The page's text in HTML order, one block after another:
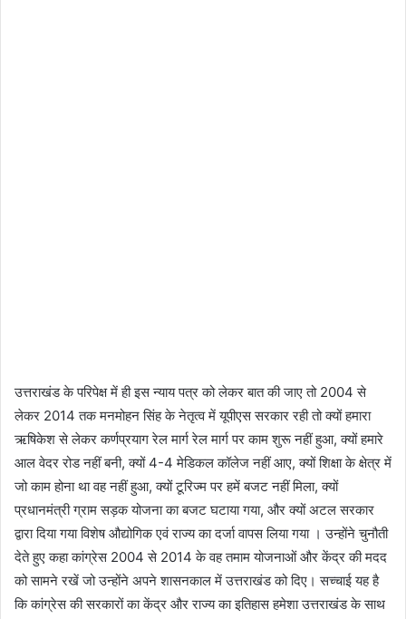
उत्तराखंड के परिपेक्ष में ही इस न्याय पत्र को लेकर बात की जाए तो 2004 से
लेकर 2014 तक मनमोहन सिंह के नेतृत्व में यूपीएस सरकार रही तो क्यों हमारा
ऋषिकेश से लेकर कर्णप्रयाग रेल मार्ग रेल मार्ग पर काम शुरू नहीं हुआ, क्यों हमारे
आल वेदर रोड नहीं बनी, क्यों 4-4 मेडिकल कॉलेज नहीं आए, क्यों शिक्षा के क्षेत्र में
जो काम होना था वह नहीं हुआ, क्यों टूरिज्म पर हमें बजट नहीं मिला, क्यों
प्रधानमंत्री ग्राम सड़क योजना का बजट घटाया गया, और क्यों अटल सरकार
द्वारा दिया गया विशेष औद्योगिक एवं राज्य का दर्जा वापस लिया गया । उन्होंने चुनौती
देते हुए कहा कांग्रेस 2004 से 2014 के वह तमाम योजनाओं और केंद्र की मदद
को सामने रखें जो उन्होंने अपने शासनकाल में उत्तराखंड को दिए। सच्चाई यह है
कि कांग्रेस की सरकारों का केंद्र और राज्य का इतिहास हमेशा उत्तराखंड के साथ